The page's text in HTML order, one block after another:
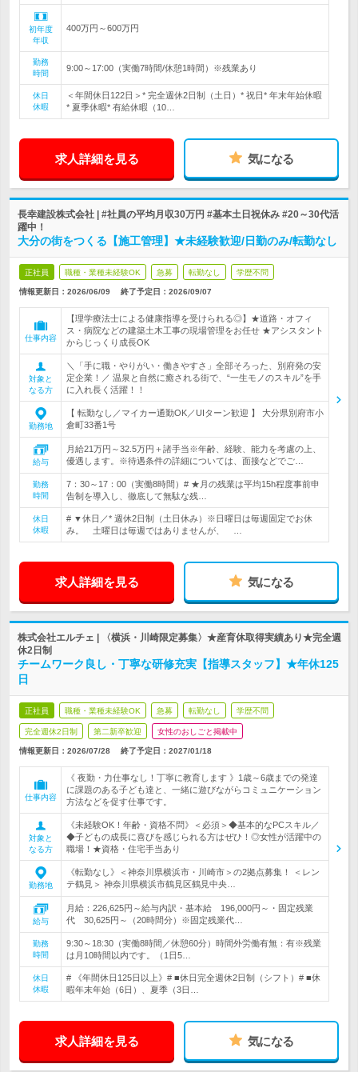
初年度
年収
400万円～600万円
勤務
時間
9:00～17:00（実働7時間/休憩1時間）※残業あり
休日
休暇
＜年間休日122日＞* 完全週休2日制（土日）* 祝日* 年末年始休暇
* 夏季休暇* 有給休暇（10…
求人詳細を見る 気になる
長幸建設株式会社 | #社員の平均月収30万円 #基本土日祝休み #20～30代活
躍中！
大分の街をつくる【施工管理】★未経験歓迎/日勤のみ/転勤なし
正社員 職種・業種未経験OK 急募 転勤なし 学歴不問
情報更新日：2026/06/09 終了予定日： 2026/09/07
仕事内容
【理学療法士による健康指導を受けられる◎】★道路・オフィ
ス・病院などの建築土木工事の現場管理をお任せ ★アシスタント
からじっくり成長OK
対象と
なる方
＼「手に職・やりがい・働きやすさ」全部そろった、別府発の安
定企業！／ 温泉と自然に癒される街で、“一生モノのスキル”を手
に入れ長く活躍！！
勤務地
【 転勤なし／マイカー通勤OK／UIターン歓迎 】 大分県別府市小
倉町33番1号
給与
月給21万円～32.5万円＋諸手当※年齢、経験、能力を考慮の上、
優遇します。※待遇条件の詳細については、面接などでご…
勤務
時間
7：30～17：00（実働8時間）# ★月の残業は平均15h程度事前申
告制を導入し、徹底して無駄な残…
休日
休暇
# ▼休日／* 週休2日制（土日休み）※日曜日は毎週固定でお休
み。 土曜日は毎週ではありませんが、 …
求人詳細を見る 気になる
株式会社エルチェ | 〈横浜・川崎限定募集〉★産育休取得実績あり★完全週
休2日制
チームワーク良し・丁寧な研修充実【指導スタッフ】★年休125
日
正社員 職種・業種未経験OK 急募 転勤なし 学歴不問
完全週休2日制 第二新卒歓迎 女性のおしごと掲載中
情報更新日：2026/07/28 終了予定日： 2027/01/18
仕事内容
《 夜勤・力仕事なし！丁寧に教育します 》1歳～6歳までの発達
に課題のある子ども達と、一緒に遊びながらコミュニケーション
方法などを促す仕事です。
対象と
なる方
《未経験OK！年齢・資格不問》＜必須＞◆基本的なPCスキル／
◆子どもの成長に喜びを感じられる方はぜひ！◎女性が活躍中の
職場！★資格・住宅手当あり
勤務地
《転勤なし》＜神奈川県横浜市・川崎市＞の2拠点募集！ ＜レン
テ鶴見＞ 神奈川県横浜市鶴見区鶴見中央…
給与
月給：226,625円～給与内訳・基本給 196,000円～・固定残業
代 30,625円～（20時間分）※固定残業代…
勤務
時間
9:30～18:30（実働8時間／休憩60分）時間外労働有無：有※残業
は月10時間以内です。（1日5…
休日
休暇
# 《年間休日125日以上》# ■休日完全週休2日制（シフト）# ■休
暇年末年始（6日）、夏季（3日…
求人詳細を見る 気になる